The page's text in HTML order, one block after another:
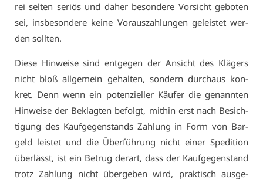
rei sel­ten se­ri­ös und da­her be­son­de­re Vor­sicht ge­bo­ten
sei, ins­be­son­de­re kei­ne Vor­aus­zah­lun­gen ge­leis­tet wer­
den soll­ten.
Die­se Hin­wei­se sind ent­ge­gen der An­sicht des Klä­gers
nicht bloß all­ge­mein ge­hal­ten, son­dern durch­aus kon­
kret. Denn wenn ein po­ten­zi­el­ler Käu­fer die ge­nann­ten
Hin­wei­se der Be­klag­ten be­folgt, mit­hin erst nach Be­sich­
ti­gung des Kauf­ge­gen­stands Zah­lung in Form von Bar­
geld leis­tet und die Über­füh­rung nicht ei­ner Spe­di­ti­on
über­lässt, ist ein Be­trug der­art, dass der Kauf­ge­gen­stand
trotz Zah­lung nicht über­ge­ben wird, prak­tisch aus­ge­